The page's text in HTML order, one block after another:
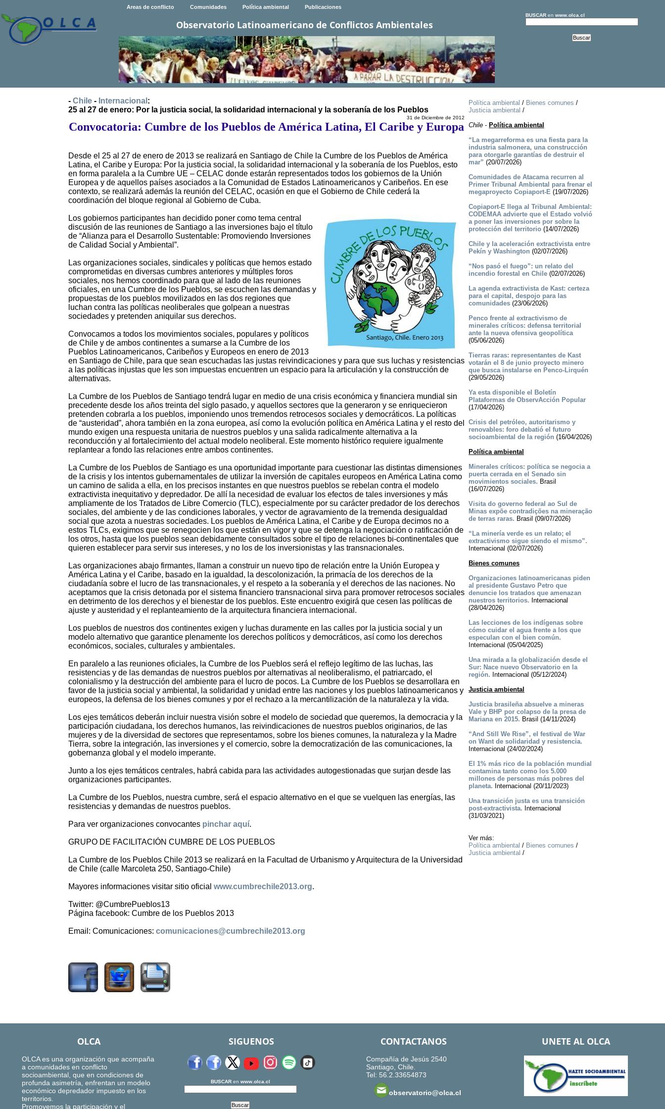
Areas de conflicto Comunidades Política ambiental Publicaciones
Observatorio Latinoamericano de Conflictos Ambientales
BUSCARen www.olca.cl
- Chile - Internacional :
25 al 27 de enero: Por la justicia social, la solidaridad internacional y la soberanía de los Pueblos
31 de Diciembre de 2012
Convocatoria: Cumbre de los Pueblos de América Latina, El Caribe y Europa
Desde el 25 al 27 de enero de 2013 se realizará en Santiago de Chile la Cumbre de los Pueblos de América
Latina, el Caribe y Europa: Por la justicia social, la solidaridad internacional y la soberanía de los Pueblos, esto
en forma paralela a la Cumbre UE – CELAC donde estarán representados todos los gobiernos de la Unión
Europea y de aquellos países asociados a la Comunidad de Estados Latinoamericanos y Caribeños. En ese
contexto, se realizará además la reunión del CELAC, ocasión en que el Gobierno de Chile cederá la
coordinación del bloque regional al Gobierno de Cuba.
Los gobiernos participantes han decidido poner como tema central
discusión de las reuniones de Santiago a las inversiones bajo el título
de “Alianza para el Desarrollo Sustentable: Promoviendo Inversiones
de Calidad Social y Ambiental”.
Las organizaciones sociales, sindicales y políticas que hemos estado
comprometidas en diversas cumbres anteriores y múltiples foros
sociales, nos hemos coordinado para que al lado de las reuniones
oficiales, en una Cumbre de los Pueblos, se escuchen las demandas y
propuestas de los pueblos movilizados en las dos regiones que
luchan contra las políticas neoliberales que golpean a nuestras
sociedades y pretenden aniquilar sus derechos.
Convocamos a todos los movimientos sociales, populares y políticos
de Chile y de ambos continentes a sumarse a la Cumbre de los
Pueblos Latinoamericanos, Caribeños y Europeos en enero de 2013
en Santiago de Chile, para que sean escuchadas las justas reivindicaciones y para que sus luchas y resistencias
a las políticas injustas que les son impuestas encuentren un espacio para la articulación y la construcción de
alternativas.
La Cumbre de los Pueblos de Santiago tendrá lugar en medio de una crisis económica y financiera mundial sin
precedente desde los años treinta del siglo pasado, y aquellos sectores que la generaron y se enriquecieron
pretenden cobrarla a los pueblos, imponiendo unos tremendos retrocesos sociales y democráticos. La políticas
de “austeridad”, ahora también en la zona europea, así como la evolución política en América Latina y el resto del
mundo exigen una respuesta unitaria de nuestros pueblos y una salida radicalmente alternativa a la
reconducción y al fortalecimiento del actual modelo neoliberal. Este momento histórico requiere igualmente
replantear a fondo las relaciones entre ambos continentes.
La Cumbre de los Pueblos de Santiago es una oportunidad importante para cuestionar las distintas dimensiones
de la crisis y los intentos gubernamentales de utilizar la inversión de capitales europeos en América Latina como
un camino de salida a ella, en los precisos instantes en que nuestros pueblos se rebelan contra el modelo
extractivista inequitativo y depredador. De allí la necesidad de evaluar los efectos de tales inversiones y más
ampliamente de los Tratados de Libre Comercio (TLC), especialmente por su carácter predador de los derechos
sociales, del ambiente y de las condiciones laborales, y vector de agravamiento de la tremenda desigualdad
social que azota a nuestras sociedades. Los pueblos de América Latina, el Caribe y de Europa decimos no a
estos TLCs, exigimos que se renegocien los que están en vigor y que se detenga la negociación o ratificación de
los otros, hasta que los pueblos sean debidamente consultados sobre el tipo de relaciones bi-continentales que
quieren establecer para servir sus intereses, y no los de los inversionistas y las transnacionales.
Las organizaciones abajo firmantes, llaman a construir un nuevo tipo de relación entre la Unión Europea y
América Latina y el Caribe, basado en la igualdad, la descolonización, la primacía de los derechos de la
ciudadanía sobre el lucro de las transnacionales, y el respeto a la soberanía y el derechos de las naciones. No
aceptamos que la crisis detonada por el sistema financiero transnacional sirva para promover retrocesos sociales
en detrimento de los derechos y el bienestar de los pueblos. Este encuentro exigirá que cesen las políticas de
ajuste y austeridad y el replanteamiento de la arquitectura financiera internacional.
Los pueblos de nuestros dos continentes exigen y luchas duramente en las calles por la justicia social y un
modelo alternativo que garantice plenamente los derechos políticos y democráticos, así como los derechos
económicos, sociales, culturales y ambientales.
En paralelo a las reuniones oficiales, la Cumbre de los Pueblos será el reflejo legítimo de las luchas, las
resistencias y de las demandas de nuestros pueblos por alternativas al neoliberalismo, el patriarcado, el
colonialismo y la destrucción del ambiente para el lucro de pocos. La Cumbre de los Pueblos se desarrollara en
favor de la justicia social y ambiental, la solidaridad y unidad entre las naciones y los pueblos latinoamericanos y
europeos, la defensa de los bienes comunes y por el rechazo a la mercantilización de la naturaleza y la vida.
Los ejes temáticos deberán incluir nuestra visión sobre el modelo de sociedad que queremos, la democracia y la
participación ciudadana, los derechos humanos, las reivindicaciones de nuestros pueblos originarios, de las
mujeres y de la diversidad de sectores que representamos, sobre los bienes comunes, la naturaleza y la Madre
Tierra, sobre la integración, las inversiones y el comercio, sobre la democratización de las comunicaciones, la
gobernanza global y el modelo imperante.
Junto a los ejes temáticos centrales, habrá cabida para las actividades autogestionadas que surjan desde las
organizaciones participantes.
La Cumbre de los Pueblos, nuestra cumbre, será el espacio alternativo en el que se vuelquen las energías, las
resistencias y demandas de nuestros pueblos.
Para ver organizaciones convocantes pinchar aquí.
GRUPO DE FACILITACIÓN CUMBRE DE LOS PUEBLOS
La Cumbre de los Pueblos Chile 2013 se realizará en la Facultad de Urbanismo y Arquitectura de la Universidad
de Chile (calle Marcoleta 250, Santiago-Chile)
Mayores informaciones visitar sitio oficial www.cumbrechile2013.org.
Twitter: @CumbrePueblos13
Página facebook: Cumbre de los Pueblos 2013
Email: Comunicaciones: comunicaciones@cumbrechile2013.org
Política ambiental / Bienes comunes /
Justicia ambiental /
Chile- Política ambiental
“La megarreforma es una fiesta para la
industria salmonera, una construcción
para otorgarle garantías de destruir el
mar” (20/07/2026)
Comunidades de Atacama recurren al
Primer Tribunal Ambiental para frenar el
megaproyecto Copiaport-E (19/07/2026)
Copiaport-E llega al Tribunal Ambiental:
CODEMAA advierte que el Estado volvió
a poner las inversiones por sobre la
protección del territorio(14/07/2026)
Chile y la aceleración extractivista entre
Pekín y Washington (02/07/2026)
“Nos pasó el fuego”: un relato del
incendio forestal en Chile(02/07/2026)
La agenda extractivista de Kast: certeza
para el capital, despojo para las
comunidades(23/06/2026)
Penco frente al extractivismo de
minerales críticos: defensa territorial
ante la nueva ofensiva geopolítica
(05/06/2026)
Tierras raras: representantes de Kast
votarán el 8 de junio proyecto minero
que busca instalarse en Penco-Lirquén
(29/05/2026)
Ya esta disponible el Boletín
Plataformas de ObservAcción Popular
(17/04/2026)
Crisis del petróleo, autoritarismo y
renovables: foro debatió el futuro
socioambiental de la región (16/04/2026)
Política ambiental
Minerales críticos: política se negocia a
puerta cerrada en el Senado sin
movimientos sociales. Brasil
(16/07/2026)
Visita do governo federal ao Sul de
Minas expõe contradições na mineração
de terras raras. Brasil (09/07/2026)
“La minería verde es un relato; el
extractivismo sigue siendo el mismo”.
Internacional (02/07/2026)
Bienes comunes
Organizaciones latinoamericanas piden
al presidente Gustavo Petro que
denuncie los tratados que amenazan
nuestros territorios. Internacional
(28/04/2026)
Las lecciones de los indígenas sobre
cómo cuidar el agua frente a los que
especulan con el bien común.
Internacional (05/04/2025)
Una mirada a la globalización desde el
Sur: Nace nuevo Observatorio en la
región. Internacional (05/12/2024)
Justicia ambiental
Justicia brasileña absuelve a mineras
Vale y BHP por colapso de la presa de
Mariana en 2015. Brasil (14/11/2024)
“And Still We Rise”, el festival de War
on Want de solidaridad y resistencia.
Internacional (24/02/2024)
El 1% más rico de la población mundial
contamina tanto como los 5.000
millones de personas más pobres del
planeta. Internacional (20/11/2023)
Una transición justa es una transición
post-extractivista. Internacional
(31/03/2021)
Ver más:
Política ambiental / Bienes comunes /
Justicia ambiental /
OLCA
OLCA es una organización que acompaña
a comunidades en conflicto
socioambiental, que en condiciones de
profunda asimetría, enfrentan un modelo
económico depredador impuesto en los
territorios.
Promovemos la participación y el
SIGUENOS
BUSCARen www.olca.cl
CONTACTANOS
Compañía de Jesús 2540
Santiago, Chile.
Tel: 56.2.33654873
observatorio@olca.cl
UNETE AL OLCA